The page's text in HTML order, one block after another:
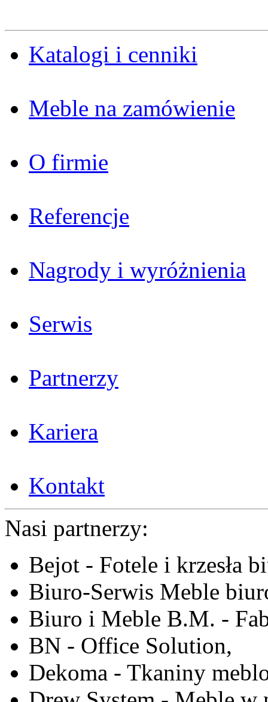
Katalogi i cenniki
Meble na zamówienie
O firmie
Referencje
Nagrody i wyróżnienia
Serwis
Partnerzy
Kariera
Kontakt
Nasi partnerzy:
Bejot - Fotele i krzesła
Biuro-Serwis Meble
Biuro i Meble B.M. -
BN - Office Solution,
Dekoma - Tkaniny